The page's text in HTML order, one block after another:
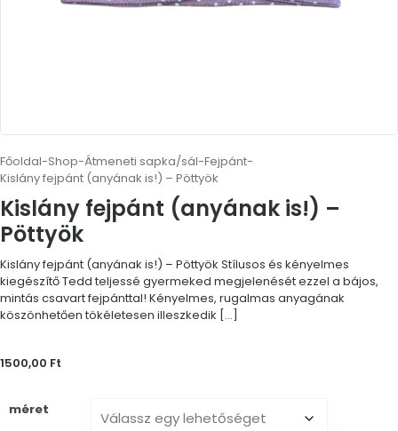
Főoldal-Shop-Átmeneti sapka/sál-Fejpánt-
Kislány fejpánt (anyának is!) – Pöttyök
Kislány fejpánt (anyának is!) –
Pöttyök
Kislány fejpánt (anyának is!) – Pöttyök Stílusos és kényelmes
kiegészítő Tedd teljessé gyermeked megjelenését ezzel a bájos,
mintás csavart fejpánttal! Kényelmes, rugalmas anyagának
köszönhetően tökéletesen illeszkedik […]
1500,00 Ft
méret